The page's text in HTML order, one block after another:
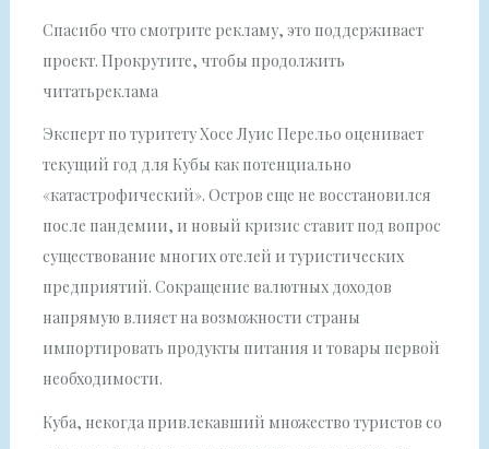
Спасибо что смотрите рекламу, это поддерживает
проект. Прокрутите, чтобы продолжить
читатьреклама
Эксперт по туритету Хосе Луис Перельо оценивает
текущий год для Кубы как потенциально
«катастрофический». Остров еще не восстановился
после пандемии, и новый кризис ставит под вопрос
существование многих отелей и туристических
предприятий. Сокращение валютных доходов
напрямую влияет на возможности страны
импортировать продукты питания и товары первой
необходимости.
Куба, некогда привлекавший множество туристов со